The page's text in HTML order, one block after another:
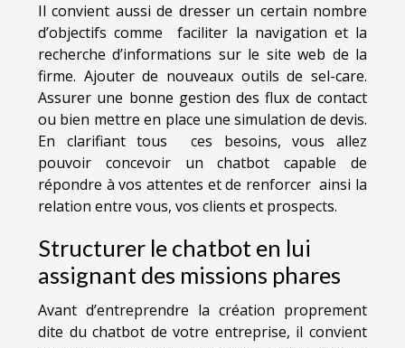
Il convient aussi de dresser un certain nombre
d’objectifs comme faciliter la navigation et la
recherche d’informations sur le site web de la
firme. Ajouter de nouveaux outils de sel-care.
Assurer une bonne gestion des flux de contact
ou bien mettre en place une simulation de devis.
En clarifiant tous ces besoins, vous allez
pouvoir concevoir un chatbot capable de
répondre à vos attentes et de renforcer ainsi la
relation entre vous, vos clients et prospects.
Structurer le chatbot en lui
assignant des missions phares
Avant d’entreprendre la création proprement
dite du chatbot de votre entreprise, il convient